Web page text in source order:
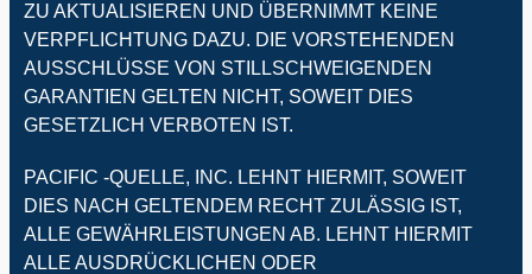
ZU AKTUALISIEREN UND ÜBERNIMMT KEINE
VERPFLICHTUNG DAZU. DIE VORSTEHENDEN
AUSSCHLÜSSE VON STILLSCHWEIGENDEN
GARANTIEN GELTEN NICHT, SOWEIT DIES
GESETZLICH VERBOTEN IST.
PACIFIC -QUELLE, INC. LEHNT HIERMIT, SOWEIT
DIES NACH GELTENDEM RECHT ZULÄSSIG IST,
ALLE GEWÄHRLEISTUNGEN AB. LEHNT HIERMIT
ALLE AUSDRÜCKLICHEN ODER